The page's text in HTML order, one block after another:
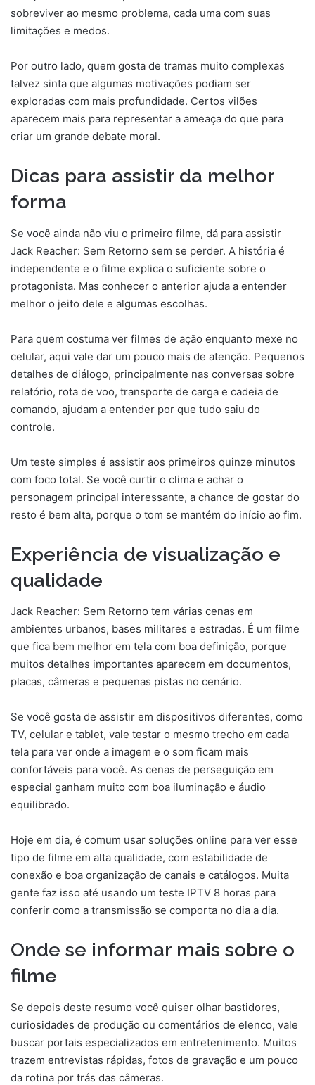
sobreviver ao mesmo problema, cada uma com suas
limitações e medos.
Por outro lado, quem gosta de tramas muito complexas
talvez sinta que algumas motivações podiam ser
exploradas com mais profundidade. Certos vilões
aparecem mais para representar a ameaça do que para
criar um grande debate moral.
Dicas para assistir da melhor
forma
Se você ainda não viu o primeiro filme, dá para assistir
Jack Reacher: Sem Retorno sem se perder. A história é
independente e o filme explica o suficiente sobre o
protagonista. Mas conhecer o anterior ajuda a entender
melhor o jeito dele e algumas escolhas.
Para quem costuma ver filmes de ação enquanto mexe no
celular, aqui vale dar um pouco mais de atenção. Pequenos
detalhes de diálogo, principalmente nas conversas sobre
relatório, rota de voo, transporte de carga e cadeia de
comando, ajudam a entender por que tudo saiu do
controle.
Um teste simples é assistir aos primeiros quinze minutos
com foco total. Se você curtir o clima e achar o
personagem principal interessante, a chance de gostar do
resto é bem alta, porque o tom se mantém do início ao fim.
Experiência de visualização e
qualidade
Jack Reacher: Sem Retorno tem várias cenas em
ambientes urbanos, bases militares e estradas. É um filme
que fica bem melhor em tela com boa definição, porque
muitos detalhes importantes aparecem em documentos,
placas, câmeras e pequenas pistas no cenário.
Se você gosta de assistir em dispositivos diferentes, como
TV, celular e tablet, vale testar o mesmo trecho em cada
tela para ver onde a imagem e o som ficam mais
confortáveis para você. As cenas de perseguição em
especial ganham muito com boa iluminação e áudio
equilibrado.
Hoje em dia, é comum usar soluções online para ver esse
tipo de filme em alta qualidade, com estabilidade de
conexão e boa organização de canais e catálogos. Muita
gente faz isso até usando um teste IPTV 8 horas para
conferir como a transmissão se comporta no dia a dia.
Onde se informar mais sobre o
filme
Se depois deste resumo você quiser olhar bastidores,
curiosidades de produção ou comentários de elenco, vale
buscar portais especializados em entretenimento. Muitos
trazem entrevistas rápidas, fotos de gravação e um pouco
da rotina por trás das câmeras.